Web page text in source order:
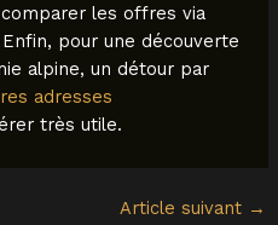
les offres via
pour une découverte
alpine, un détour par
adresses
très utile.
Article suivant →